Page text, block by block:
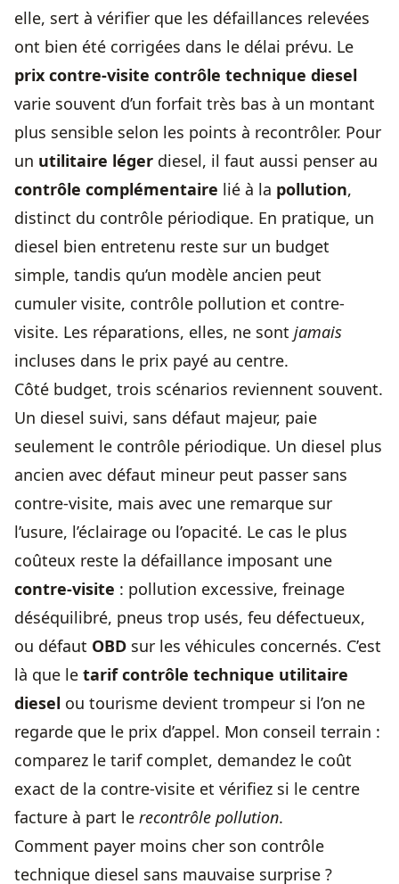
elle, sert à vérifier que les défaillances relevées
ont bien été corrigées dans le délai prévu. Le
prix contre-visite contrôle technique diesel
varie souvent d’un forfait très bas à un montant
plus sensible selon les points à recontrôler. Pour
un utilitaire léger diesel, il faut aussi penser au
contrôle complémentaire lié à la pollution,
distinct du contrôle périodique. En pratique, un
diesel bien entretenu reste sur un budget
simple, tandis qu’un modèle ancien peut
cumuler visite, contrôle pollution et contre-
visite. Les réparations, elles, ne sont jamais
incluses dans le prix payé au centre.
Côté budget, trois scénarios reviennent souvent.
Un diesel suivi, sans défaut majeur, paie
seulement le contrôle périodique. Un diesel plus
ancien avec défaut mineur peut passer sans
contre-visite, mais avec une remarque sur
l’usure, l’éclairage ou l’opacité. Le cas le plus
coûteux reste la défaillance imposant une
contre-visite : pollution excessive, freinage
déséquilibré, pneus trop usés, feu défectueux,
ou défaut OBD sur les véhicules concernés. C’est
là que le tarif contrôle technique utilitaire
diesel ou tourisme devient trompeur si l’on ne
regarde que le prix d’appel. Mon conseil terrain :
comparez le tarif complet, demandez le coût
exact de la contre-visite et vérifiez si le centre
facture à part le recontrôle pollution.
Comment payer moins cher son contrôle
technique diesel sans mauvaise surprise ?